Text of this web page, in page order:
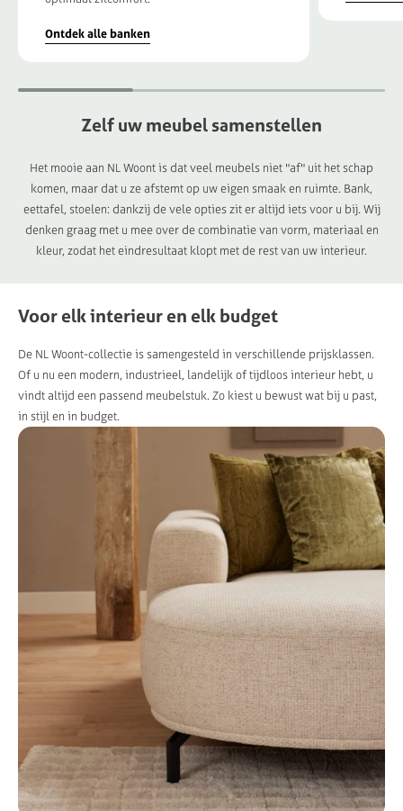
Ontdek alle banken
Zelf uw meubel samenstellen
Het mooie aan NL Woont is dat veel meubels niet "af" uit het schap
komen, maar dat u ze afstemt op uw eigen smaak en ruimte. Bank,
eettafel, stoelen: dankzij de vele opties zit er altijd iets voor u bij. Wij
denken graag met u mee over de combinatie van vorm, materiaal en
kleur, zodat het eindresultaat klopt met de rest van uw interieur.
Voor elk interieur en elk budget
De NL Woont-collectie is samengesteld in verschillende prijsklassen.
Of u nu een modern, industrieel, landelijk of tijdloos interieur hebt, u
vindt altijd een passend meubelstuk. Zo kiest u bewust wat bij u past,
in stijl en in budget.